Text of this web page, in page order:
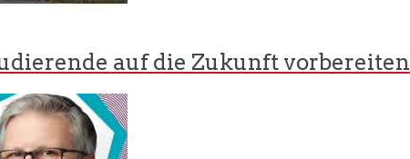
auf die Zukunft vorbereiten